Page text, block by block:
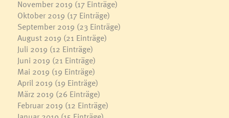
November 2019 (17 Einträge)
Oktober 2019 (17 Einträge)
September 2019 (23 Einträge)
August 2019 (21 Einträge)
Juli 2019 (12 Einträge)
Juni 2019 (21 Einträge)
Mai 2019 (19 Einträge)
April 2019 (19 Einträge)
März 2019 (26 Einträge)
Februar 2019 (12 Einträge)